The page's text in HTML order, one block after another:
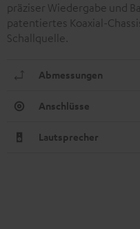
präziser Wiedergabe und
patentiertes Koaxial-
Schallquelle.
Abmessungen
Anschlüsse
Lautsprecher